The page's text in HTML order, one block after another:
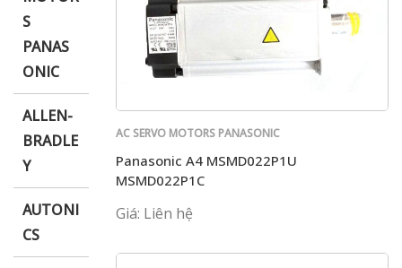
S
PANAS
ONIC
ALLEN-
BRADLE
Y
AUTONI
CS
AC SERVO MOTORS PANASONIC
Panasonic A4 MSMD022P1U
MSMD022P1C
Giá: Liên hệ